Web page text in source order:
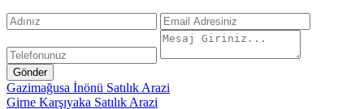
Gönder
Gazimağusa İnönü Satılık Arazi
Girne Karşıyaka Satılık Arazi